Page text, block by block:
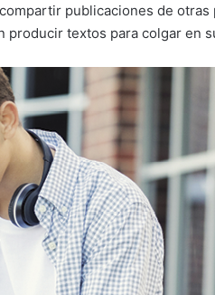
publicaciones de otras
producir textos para colgar en